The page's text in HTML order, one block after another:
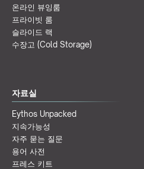
온라인 뷰잉룸
프라이빗 룸
슬라이드 랙
수장고 (Cold Storage)
자료실
Eythos Unpacked
지속가능성
자주 묻는 질문
용어 사전
프레스 키트